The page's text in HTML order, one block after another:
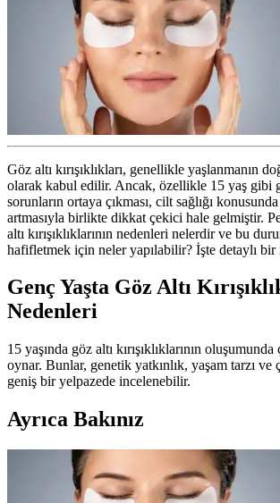
Göz altı kırışıklıkları, genellikle yaşlanmanın
olarak kabul edilir. Ancak, özellikle 15 yaş gibi
sorunların ortaya çıkması, cilt sağlığı konusunda
artmasıyla birlikte dikkat çekici hale gelmiştir.
altı kırışıklıklarının nedenleri nelerdir ve bu
hafifletmek için neler yapılabilir? İşte detaylı bir
Genç Yaşta Göz Altı
Nedenleri
15 yaşında göz altı kırışıklıklarının
oynar. Bunlar, genetik yatkınlık, yaşam tarzı ve
geniş bir yelpazede incelenebilir.
Ayrıca Bakınız
15 Yaşında Göz Altı Kırışıklıkları
Sağlığını Koruma Yöntemleri